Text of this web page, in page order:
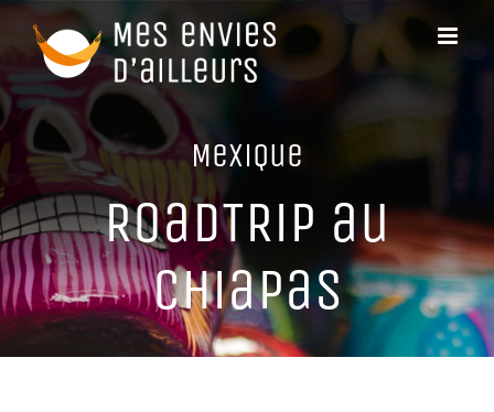
Passer
contenu
MeXiQue
RoaDTRiP au
CHiaPaS